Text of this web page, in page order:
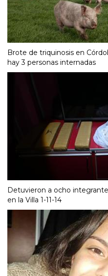
Brote de triquinosis en
hay 3 personas internadas
Detuvieron a ocho
en la Villa 1-11-14